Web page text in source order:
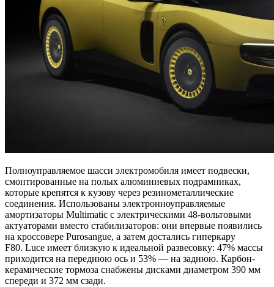
Полноуправляемое шасси электромобиля имеет подвески,
смонтированные на полых алюминиевых подрамниках,
которые крепятся к кузову через резинометаллические
соединения. Использованы электронноуправляемые
амортизаторы Multimatic с электрическими 48-вольтовыми
актуаторами вместо стабилизаторов: они впервые появились
на кроссовере Purosangue, а затем достались гиперкару
F80. Luce имеет близкую к идеальной развесовку: 47% массы
приходится на переднюю ось и 53% — на заднюю. Карбон-
керамические тормоза снабжены дисками диаметром 390 мм
спереди и 372 мм сзади.